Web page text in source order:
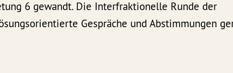
6 gewandt. Die Interfraktionelle Runde der
Gespräche und Abstimmungen